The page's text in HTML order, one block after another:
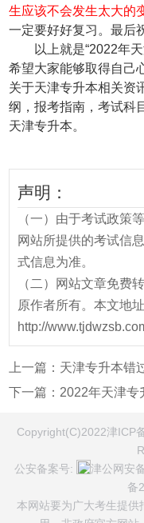
生应该不会发生太大的
一定要好好复习。最后
以上就是“2022年天
希望大家能够取得自己
关于天津专升本相关资
纲，报考指南，考试科
天津专升本。
声明：
（一）由于考试政策
网站所提供的考试信
式信息为准。
（二）网站文章免费
原作者所有。本文地址
http://
上一篇： 天津专升本错
下一篇： 2022年天津专
Copyright(C)2022津ICP
公安备案号:
津公网安
备
本网站要为广大考生提供